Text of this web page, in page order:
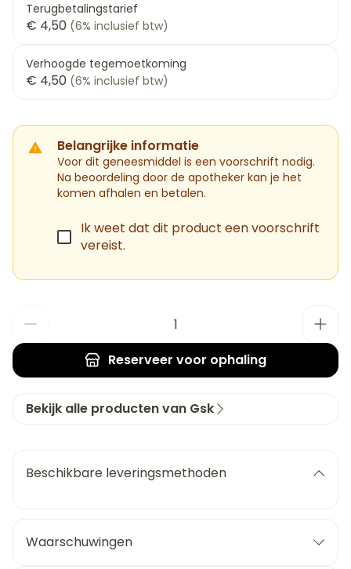
Terugbetalingstarief
€ 4,50 (6% inclusief btw)
Verhoogde tegemoetkoming
€ 4,50 (6% inclusief btw)
Belangrijke informatie
Voor dit geneesmiddel is een voorschrift nodig.
Na beoordeling door de apotheker kan je het
komen afhalen en betalen.
Ik weet dat dit product een voorschrift
vereist.
Reserveer voor ophaling
Bekijk alle producten van Gsk
Beschikbare leveringsmethoden
Waarschuwingen